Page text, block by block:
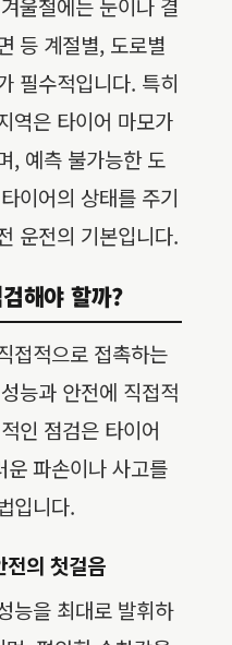
울철에는 눈이나 결
등 계절별, 도로별
필수적입니다. 특히
역은 타이어 마모가
, 예측 불가능한 도
이어의 상태를 주기
운전의 기본입니다.
해야 할까?
접적으로 접촉하는
능과 안전에 직접적
인 점검은 타이어
운 파손이나 사고를
입니다.
의 첫걸음
능을 최대로 발휘하